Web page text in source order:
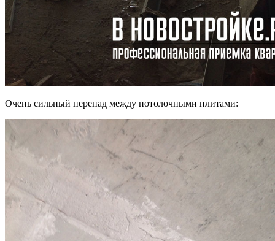
Очень сильный перепад между потолочными плитами: